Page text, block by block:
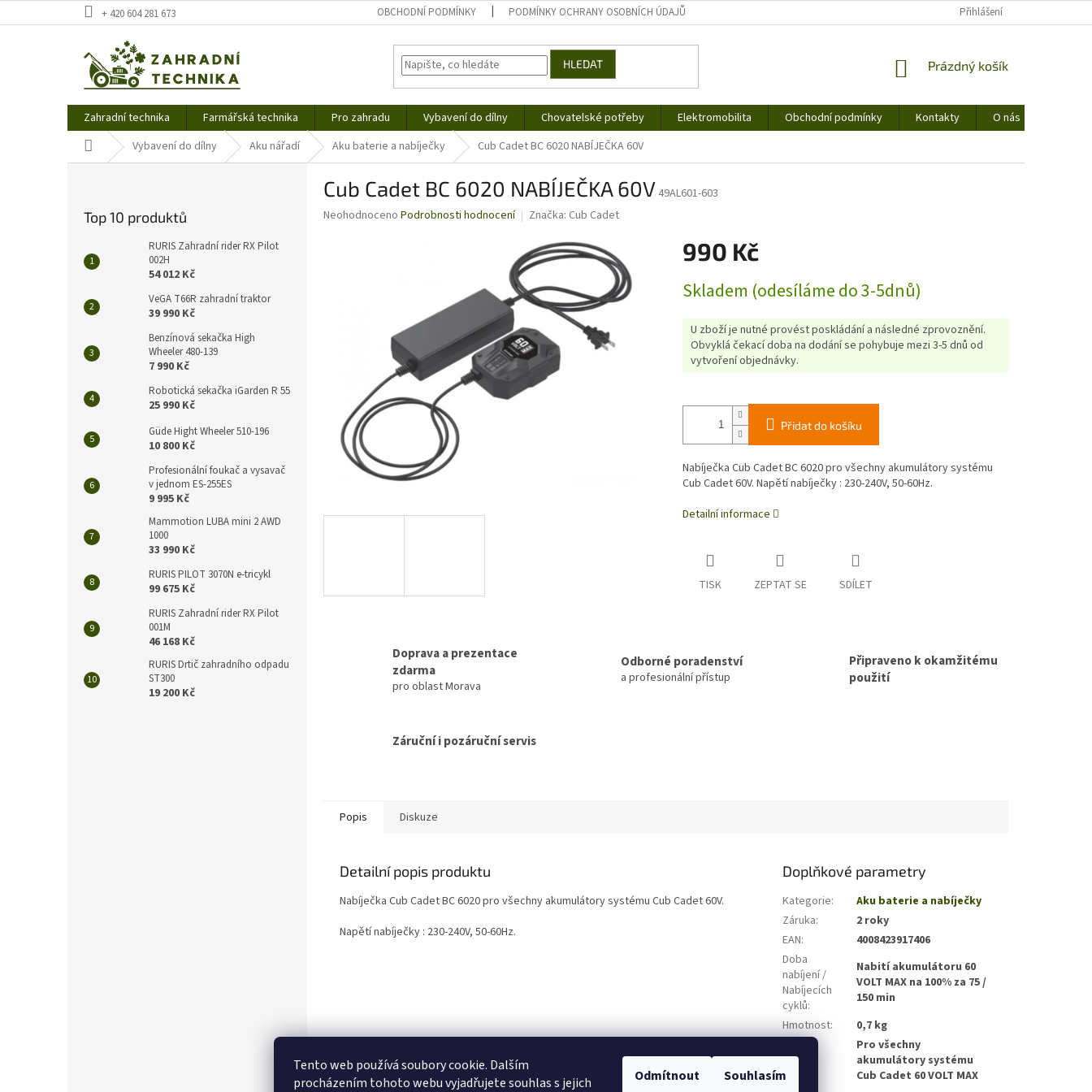
Tento web používá soubory cookie. Dalším
procházením tohoto webu vyjadřujete souhlas s jejich
Odmítnout Souhlasím
na
+ 420 604 281 673 OBCHODNÍ PODMÍNKY PODMÍNKY OCHRANY OSOBNÍCH ÚDAJŮ Přihlášení
HLEDAT
NÁKUPNÍ
Prázdný košík
Zahradní technika Farmářská technika Pro zahradu Vybavení do dílny Chovatelské potřeby Elektromobilita Obchodní podmínky Kontakty
O nás
Domů Vybavení do dílny Aku nářadí Aku baterie a nabíječky Cub Cadet BC 6020 NABÍJEČKA 60V
Top 10 produktů
RURIS Zahradní rider RX Pilot
002H
54 012 Kč
VeGA T66R zahradní traktor
39 990 Kč
Benzínová sekačka High
Wheeler 480-139
7 990 Kč
Robotická sekačka iGarden R 55
25 990 Kč
Güde Hight Wheeler 510-196
10 800 Kč
Profesionální foukač a vysavač
v jednom ES-255ES
9 995 Kč
Mammotion LUBA mini 2 AWD
1000
33 990 Kč
RURIS PILOT 3070N e-tricykl
99 675 Kč
RURIS Zahradní rider RX Pilot
001M
46 168 Kč
RURIS Drtič zahradního odpadu
ST300
19 200 Kč
Cub Cadet BC 6020 NABÍJEČKA 60V 49AL601-603
Průměrné
Neohodnoceno Podrobnosti hodnocení Značka: Cub Cadet
990 Kč
cena:
Skladem (odesíláme do 3-5dnů)
U zboží je nutné provést poskládání a následné zprovoznění.
Obvyklá čekací doba na dodání se pohybuje mezi 3-5 dnů od
vytvoření objednávky.
Přidat do košíku
Nabíječka Cub Cadet BC 6020pro všechny akumulátory systému
Cub Cadet 60V. Napětí nabíječky : 230-240V, 50-60Hz.
Detailní informace
TISK ZEPTAT SE SDÍLET
Doprava a prezentace
zdarma
pro oblast Morava
Odborné poradenství
a profesionální přístup
Připraveno k okamžitému
použití
Záruční i pozáruční servis
Popis Diskuze
Detailní popis produktu
Nabíječka Cub Cadet BC 6020pro všechny akumulátory systému Cub Cadet 60V.
Napětí nabíječky : 230-240V, 50-60Hz.
Doplňkové parametry
Kategorie:
Aku baterie a nabíječky
Záruka:
2 roky
EAN:
4008423917406
Doba
nabíjení /
Nabíjecích
cyklů:
Nabití akumulátoru 60
VOLT MAX na 100% za 75 /
150 min
Hmotnost:
0,7 kg
Pro všechny
akumulátory systému
Cub Cadet 60 VOLT MAX